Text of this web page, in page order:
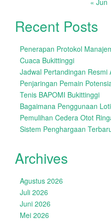
« Jun
Recent Posts
Penerapan Protokol
Cuaca Bukittinggi
Jadwal Pertandingan Resmi
Penjaringan Pemain
Tenis BAPOMI Bukittinggi
Bagaimana Penggunaan
Pemulihan Cedera Otot
Sistem Penghargaan
Archives
Agustus 2026
Juli 2026
Juni 2026
Mei 2026